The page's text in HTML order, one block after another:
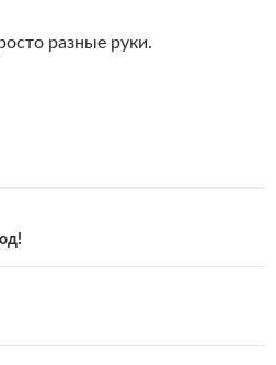
разные руки.